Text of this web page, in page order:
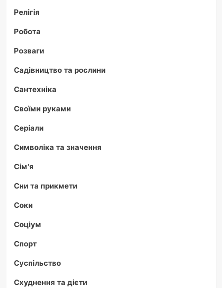
Релігія
Робота
Розваги
Садівництво та рослини
Сантехніка
Своїми руками
Серіали
Символіка та значення
Сім'я
Сни та прикмети
Соки
Соціум
Спорт
Суспільство
Схуднення та дієти